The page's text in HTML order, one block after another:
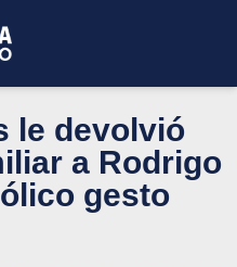
le devolvió
a Rodrigo
gesto